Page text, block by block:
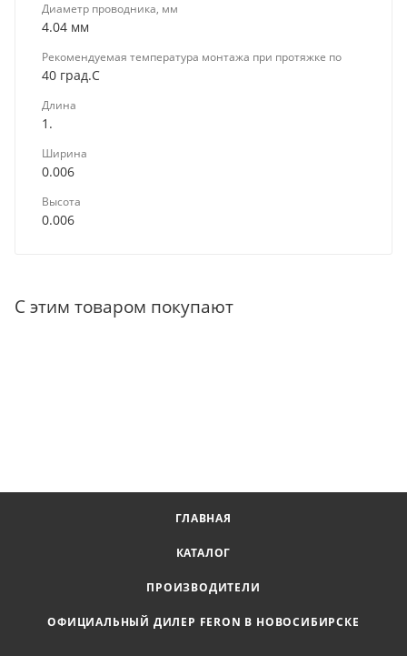
Диаметр проводника, мм
4.04 мм
Рекомендуемая температура монтажа при протяжке по
40 град.C
Длина
1.
Ширина
0.006
Высота
0.006
С этим товаром покупают
ГЛАВНАЯ
КАТАЛОГ
ПРОИЗВОДИТЕЛИ
ОФИЦИАЛЬНЫЙ ДИЛЕР FERON В НОВОСИБИРСКЕ